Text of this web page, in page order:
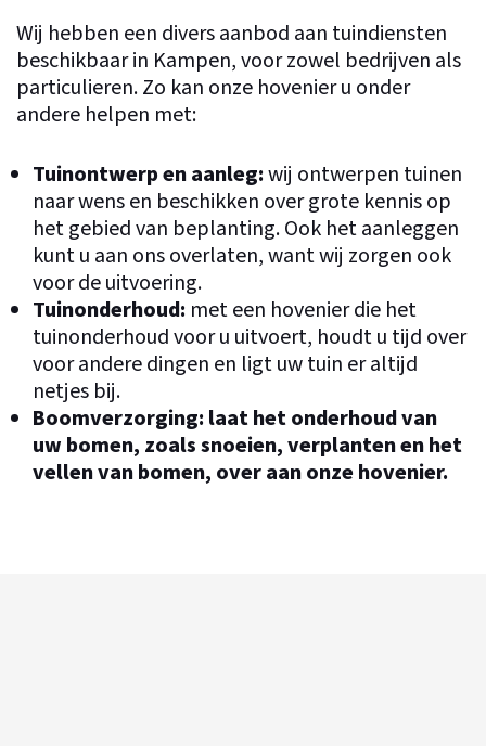
Wij hebben een divers aanbod aan tuindiensten
beschikbaar in Kampen, voor zowel bedrijven als
particulieren. Zo kan onze hovenier u onder
andere helpen met:
Tuinontwerp en aanleg:wij ontwerpen tuinen
naar wens en beschikken over grote kennis op
het gebied van beplanting. Ook het aanleggen
kunt u aan ons overlaten, want wij zorgen ook
voor de uitvoering.
Tuinonderhoud: met een hovenier die het
tuinonderhoud voor u uitvoert, houdt u tijd over
voor andere dingen en ligt uw tuin er altijd
netjes bij.
Boomverzorging: laat het onderhoud van
uw bomen, zoals snoeien, verplanten en het
vellen van bomen, over aan onze hovenier.